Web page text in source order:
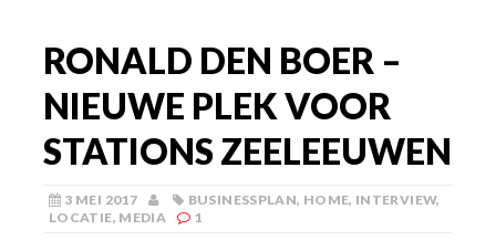
RONALD DEN BOER –
NIEUWE PLEK VOOR
STATIONS ZEELEEUWEN
3 MEI 2017 BUSINESSPLAN, HOME, INTERVIEW,
LOCATIE, MEDIA 1